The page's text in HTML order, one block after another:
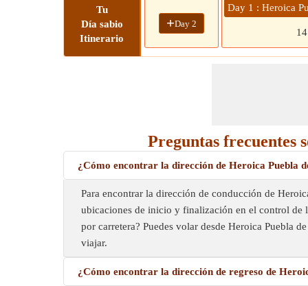
Tu
Día sabio
Itinerario
+Day 2
Day 1 : Heroica
14
Preguntas frecuentes
¿Cómo encontrar la dirección de Heroica Puebla
Para encontrar la dirección de conducción de
ubicaciones de inicio y finalización en el control de
por carretera? Puedes volar desde Heroica Puebla
viajar.
¿Cómo encontrar la dirección de regreso de